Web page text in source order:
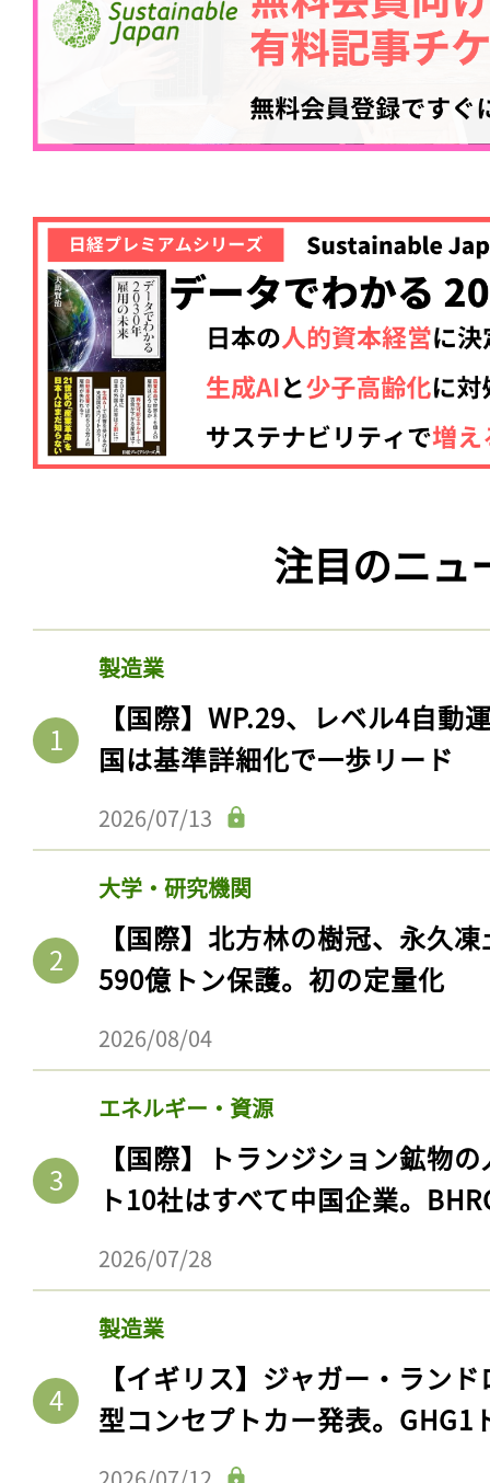
注目のニュ
製造業
【国際】WP.29、レベル4自動
国は基準詳細化で一歩リード
2026/07/13
大学・研究機関
【国際】北方林の樹冠、永久
590億トン保護。初の定量化
2026/08/04
エネルギー・資源
【国際】トランジション鉱物
ト10社はすべて中国企業。
2026/07/28
製造業
【イギリス】ジャガー・ラン
型コンセプトカー発表。GHG1